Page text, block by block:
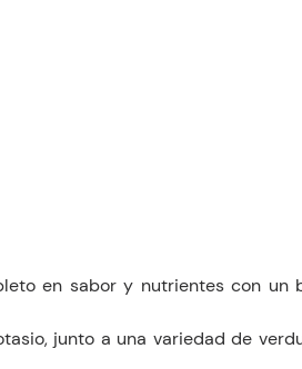
en sabor y nutrientes con un
junto a una variedad de